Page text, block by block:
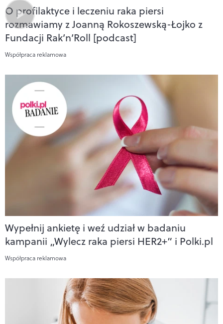
O profilaktyce i leczeniu raka piersi
rozmawiamy z Joanną Rokoszewską-Łojko z
Fundacji Rak’n’Roll [podcast]
Współpraca reklamowa
Wypełnij ankietę i weź udział w badaniu
kampanii „Wylecz raka piersi HER2+” i Polki.pl
Współpraca reklamowa